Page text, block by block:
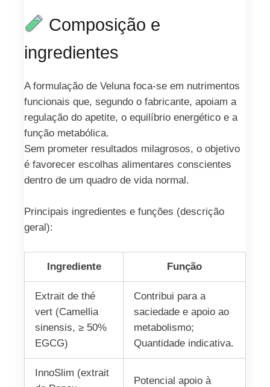
Composição e
ingredientes
A formulação de Veluna foca-se em nutrimentos
funcionais que, segundo o fabricante, apoiam a
regulação do apetite, o equilíbrio energético e a
função metabólica.
Sem prometer resultados milagrosos, o objetivo
é favorecer escolhas alimentares conscientes
dentro de um quadro de vida normal.
Principais ingredientes e funções (descrição
geral):
Ingrediente Função
Extrait de thé
vert (Camellia
sinensis, ≥ 50%
EGCG)
Contribui para a
saciedade e apoio ao
metabolismo;
Quantidade indicativa.
InnoSlim (extrait
Potencial apoio à